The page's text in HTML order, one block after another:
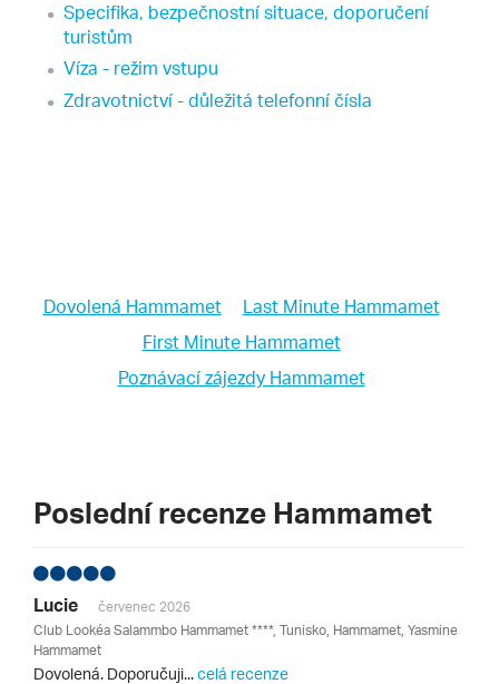
Specifika, bezpečnostní situace, doporučení
turistům
Víza - režim vstupu
Zdravotnictví - důležitá telefonní čísla
Dovolená Hammamet
Last Minute Hammamet
First Minute Hammamet
Poznávací zájezdy Hammamet
Poslední recenze Hammamet
Lucie
červenec 2026
Club Lookéa Salammbo Hammamet ****, Tunisko, Hammamet, Yasmine
Hammamet
Dovolená. Doporučuji...celá recenze